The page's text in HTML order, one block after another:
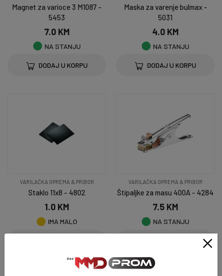
Magnet za varioce 3 M1087 -
5453
7.0 KM
NA STANJU
DODAJ U KORPU
Maska za varenje bulmax -
5031
4.0 KM
NA STANJU
DODAJ U KORPU
VARILAČKA OPREMA & PRIBOR
Staklo 11x8 - 4802
1.0 KM
IMA MALO
VARILAČKA OPREMA & PRIBOR
Štipaljke za masu 400A - 4284
7.5 KM
NA STANJU